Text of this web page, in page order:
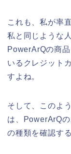
これも、私が率
私と同じような
PowerArQの商
いるクレジット
すよね。
そして、このよ
は、PowerArQ
の種類を確認す